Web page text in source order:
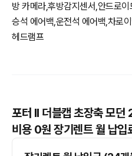
방 카메라,후방감지센서,안드로
승석 에어백,운전석 에어백,차로
헤드램프
포터 II 더블캡 초장축 모
비용 0원 장기렌트 월 납입